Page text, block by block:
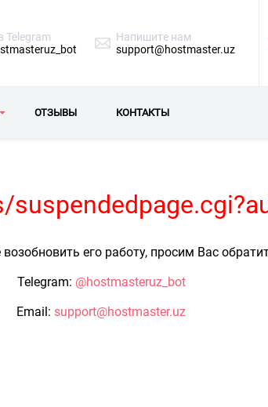
Telegram
Напишите нам
support@hostmaster.uz
ОТЗЫВЫ КОНТАКТЫ
его работу, просим Вас
Telegram: @hostmasteruz_bot
Email: support@hostmaster.uz